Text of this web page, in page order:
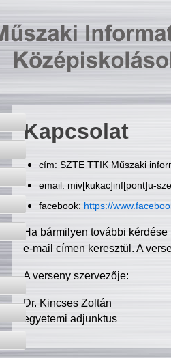
Kapcsolat
cím: SZTE TTIK Műszaki
email: miv[kukac]inf[pont]u-
facebook: https://
Ha bármilyen további
e-mail címen keresztül. A
A verseny szervezője:
Dr. Kincses Zoltán
egyetemi adjunktus